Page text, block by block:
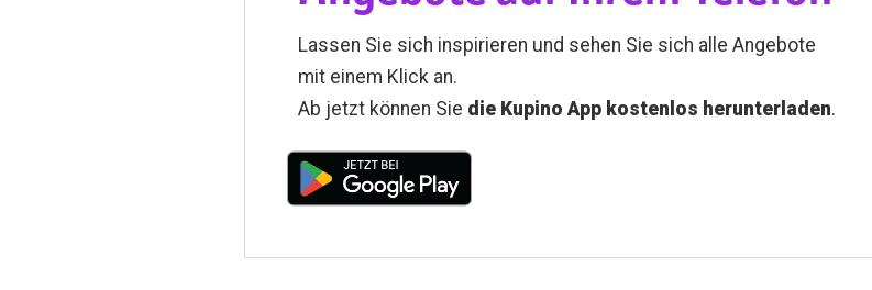
Lassen Sie sich inspirieren und sehen Sie sich alle Angebote
mit einem Klick an.
Ab jetzt können Sie die Kupino App kostenlos herunterladen.